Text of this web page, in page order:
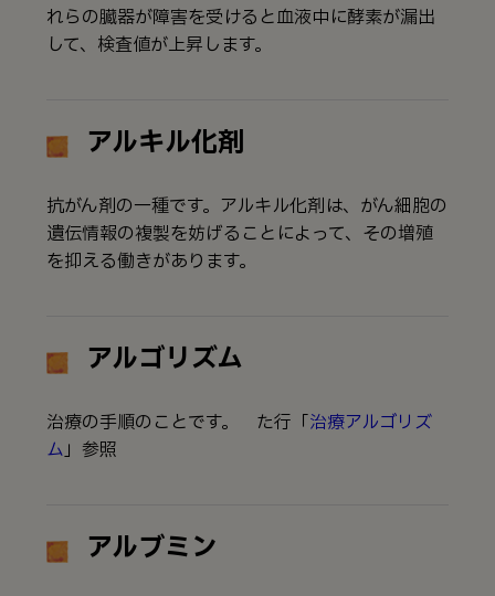
れらの臓器が障害を受けると血液中に酵素が漏出
して、検査値が上昇します。
アルキル化剤
抗がん剤の一種です。アルキル化剤は、がん細胞の
遺伝情報の複製を妨げることによって、その増殖
を抑える働きがあります。
アルゴリズム
治療の手順のことです。 →た行「治療アルゴリズ
ム」参照
アルブミン